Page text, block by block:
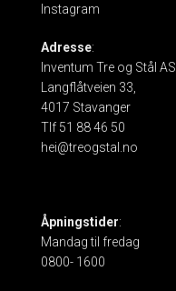
Instagram
Adresse:
Inventum Tre og Stål AS
Langflåtveien 33,
4017 Stavanger
Tlf 51 88 46 50
hei@treogstal.no
Åpningstider:
Mandag til fredag
0800- 1600